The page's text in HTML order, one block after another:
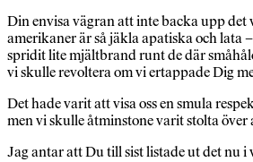
Din envisa vägran att inte backa upp det
amerikaner är så jäkla apatiska och lata
spridit lite mjältbrand runt de där
vi skulle revoltera om vi ertappade Dig
Det hade varit att visa oss en smula
men vi skulle åtminstone varit stolta
Jag antar att Du till sist listade ut det nu i